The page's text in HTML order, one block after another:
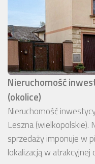
Nieruchomość
(okolice)
Nieruchomość
Leszna (wielkopolskie).
sprzedaży imponuje w
lokalizacją w atrakcyjnej